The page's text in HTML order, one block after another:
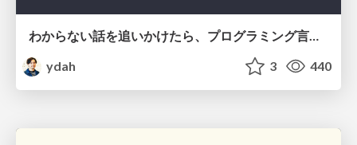
わからない話を追いかけたら、プログラミング言語を作る側にいた
ydah
3 440